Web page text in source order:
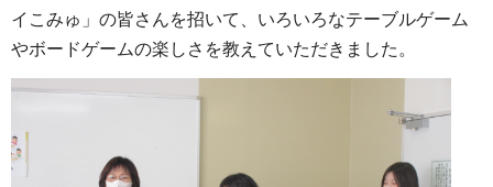
イこみゅ」の皆さんを招いて、いろいろなテーブルゲーム
やボードゲームの楽しさを教えていただきました。